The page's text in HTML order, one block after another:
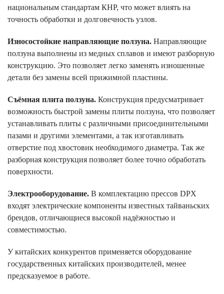
национальным стандартам КНР, что может влиять на
точность обработки и долговечность узлов.
Износостойкие направляющие ползуна. Направляющие
ползуна выполнены из медных сплавов и имеют разборную
конструкцию. Это позволяет легко заменять изношенные
детали без замены всей прижимной пластины.
Съёмная плита ползуна. Конструкция предусматривает
возможность быстрой замены плиты ползуна, что позволяет
устанавливать плиты с различными присоединительными
пазами и другими элементами, а так изготавливать
отверстие под хвостовик необходимого диаметра. Так же
разборная конструкция позволяет более точно обработать
поверхности.
Электрооборудование. В комплектацию прессов DPX
входят электрические компоненты известных тайваньских
брендов, отличающиеся высокой надёжностью и
совместимостью.
У китайских конкурентов применяется оборудование
государственных китайских производителей, менее
предсказуемое в работе.